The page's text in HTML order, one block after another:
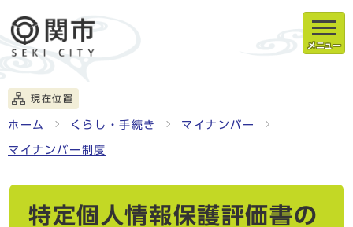
メニュー
現在位置
ホーム くらし・手続き マイナンバー
マイナンバー制度
特定個人情報保護評価書の